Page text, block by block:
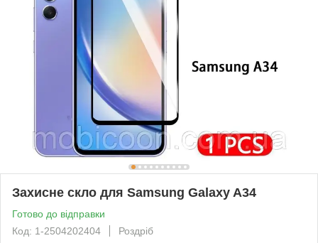
Захисне скло для Samsung Galaxy A34
Готово до відправки
Код: 1-2504202404
Роздріб